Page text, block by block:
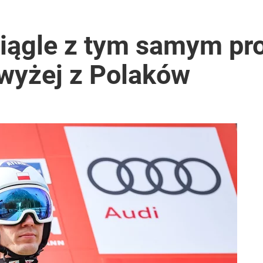
decyzja
potrzebować pomocy
z tym samym
z Polaków